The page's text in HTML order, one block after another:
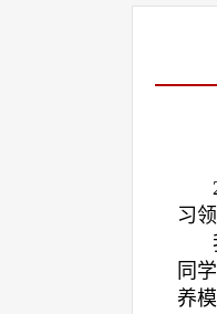
习
同
养